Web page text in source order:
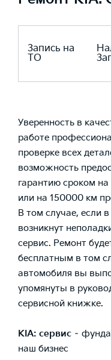
Запись на
ТО
Уверенность в
работе
проверке всех
возможность
гарантию сроком
или на 150000 км
В том случае, если
возникнут
сервис. Ремонт
бесплатным в том
автомобиля вы
упомянуты в
сервисной книжке.
KIA: сервис –
наш бизнес